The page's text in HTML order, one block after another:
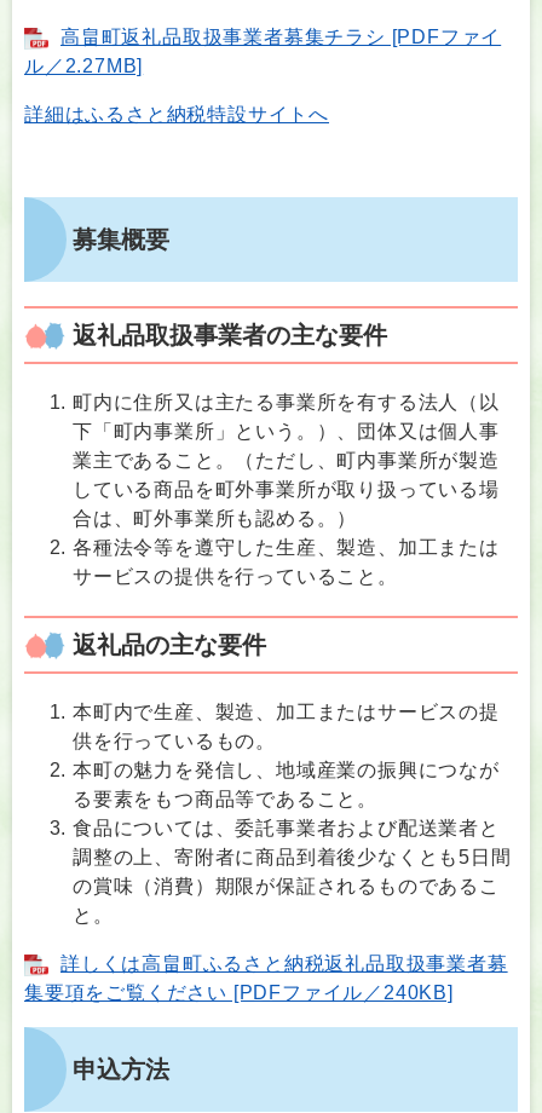
高畠町返礼品取扱事業者募集チラシ [PDFファイ
ル／2.27MB]
詳細はふるさと納税特設サイトへ
募集概要
返礼品取扱事業者の主な要件
​​町内に住所又は主たる事業所を有する法人（以
下「町内事業所」という。）、団体又は個人事
業主であること。（ただし、町内事業所が製造
している商品を町外事業所が取り扱っている場
合は、町外事業所も認める。）
各種法令等を遵守した生産、製造、加工または
サービスの提供を行っていること。
返礼品の主な要件
本町内で生産、製造、加工またはサービスの提
供を行っているもの。
本町の魅力を発信し、地域産業の振興につなが
る要素をもつ商品等であること。
食品については、委託事業者および配送業者と
調整の上、寄附者に商品到着後少なくとも5日間
の賞味（消費）期限が保証されるものであるこ
と。
詳しくは高畠町ふるさと納税返礼品取扱事業者募
集要項をご覧ください [PDFファイル／240KB]
申込方法